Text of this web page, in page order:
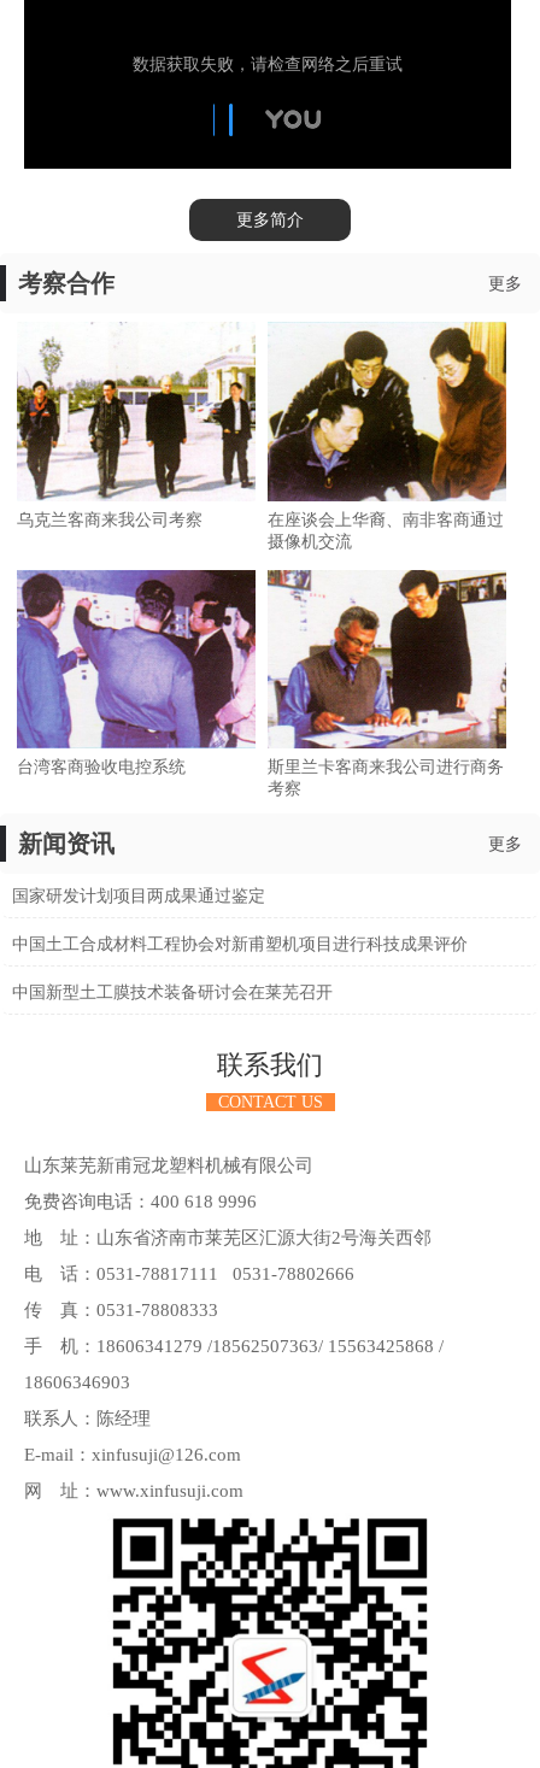
更多简介
考察合作 更多
乌克兰客商来我公司考察
在座谈会上华裔、南非客商通过
摄像机交流
台湾客商验收电控系统
斯里兰卡客商来我公司进行商务
考察
新闻资讯 更多
国家研发计划项目两成果通过鉴定
中国土工合成材料工程协会对新甫塑机项目进行科技成果评价
中国新型土工膜技术装备研讨会在莱芜召开
联系我们
CONTACT US
山东莱芜新甫冠龙塑料机械有限公司
免费咨询电话：400 618 9996
地 址：山东省济南市莱芜区汇源大街2号海关西邻
电 话：0531-78817111 0531-78802666
传 真：0531-78808333
手 机：18606341279 /18562507363/ 15563425868 /
18606346903
联系人：陈经理
E-mail：xinfusuji@126.com
网 址：www.xinfusuji.com